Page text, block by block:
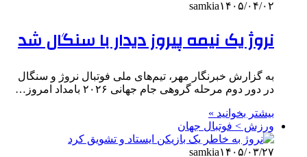
samkia۱۴۰۵/۰۴/۰۲
نروژ یک نیمه پیروز دیدار با سنگال شد
به گزارش خبرنگار مهر، تیم‌های ملی فوتبال نروژ و سنگال
در دور دوم مرحله گروهی جام جهانی ۲۰۲۶ بامداد امروز…
بیشتر بخوانید »
ورزش > فوتبال جهان
samkia۱۴۰۵/۰۳/۲۷